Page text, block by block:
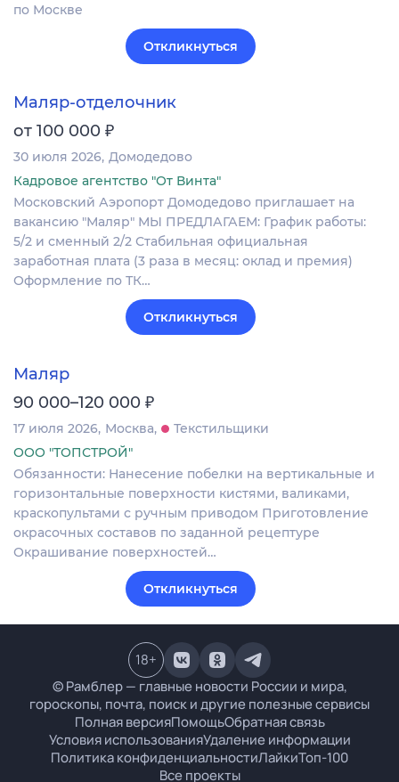
по Москве
Откликнуться
Маляр-отделочник
от 100 000 ₽
30 июля 2026 Домодедово
Кадровое агентство "От Винта"
Московский Аэропорт Домодедово приглашает на
вакансию "Маляр" МЫ ПРЕДЛАГАЕМ: График работы:
5/2 и сменный 2/2 Стабильная официальная
заработная плата (3 раза в месяц: оклад и премия)
Оформление по ТК…
Откликнуться
Маляр
90 000–120 000 ₽
17 июля 2026 Москва
Текстильщики
ООО "ТОПСТРОЙ"
Обязанности: Нанесение побелки на вертикальные и
горизонтальные поверхности кистями, валиками,
краскопультами с ручным приводом Приготовление
окрасочных составов по заданной рецептуре
Окрашивание поверхностей…
Откликнуться
© Рамблер — главные новости России и мира,
гороскопы, почта, поиск и другие полезные сервисы
Полная версияПомощьОбратная связь
Условия использованияУдаление информации
Политика конфиденциальностиЛайкиТоп-100
Все проекты
18+